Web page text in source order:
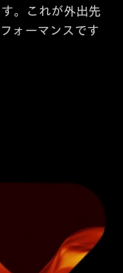
。これが外出先
ォーマンスです